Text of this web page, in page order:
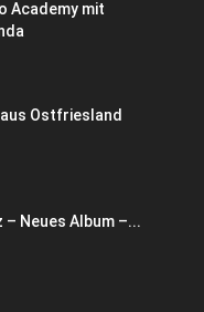
Academy mit
aus Ostfriesland
– Neues Album –...